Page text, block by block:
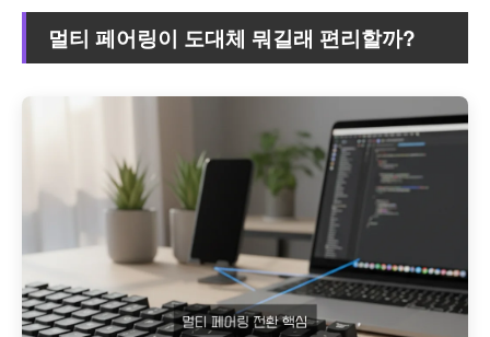
멀티 페어링이 도대체 뭐길래 편리할까?